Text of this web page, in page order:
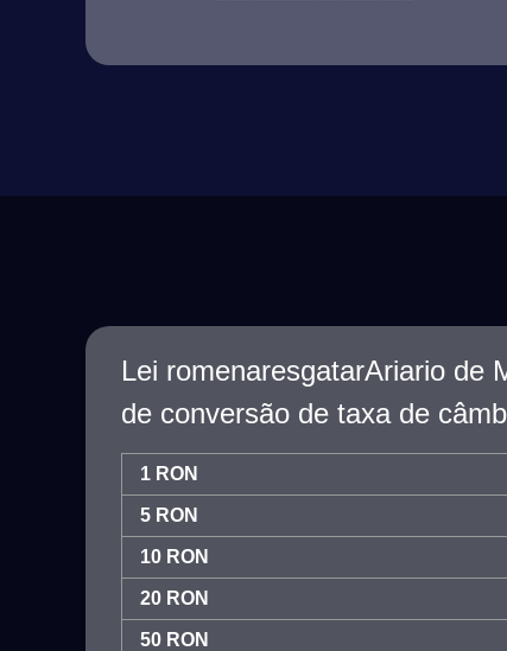
Lei romenaresgatarAriario de
de conversão de taxa de
1 RON
5 RON
10 RON
20 RON
50 RON